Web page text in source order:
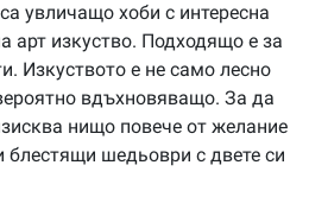
увличащо хоби с интересна
арт изкуство. Подходящо е за
Изкуството е не само лесно
вдъхновяващо. За да
нищо повече от желание
блестящи шедьоври с двете си